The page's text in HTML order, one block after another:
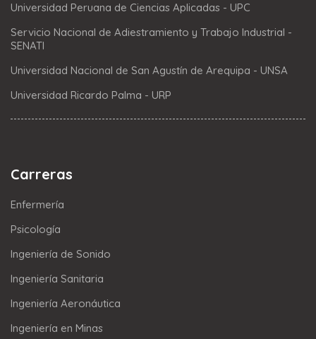
Universidad Peruana de Ciencias Aplicadas - UPC
Servicio Nacional de Adiestramiento y Trabajo Industrial -
SENATI
Universidad Nacional de San Agustín de Arequipa - UNSA
Universidad Ricardo Palma - URP
Carreras
Enfermería
Psicología
Ingeniería de Sonido
Ingeniería Sanitaria
Ingeniería Aeronáutica
Ingeniería en Minas